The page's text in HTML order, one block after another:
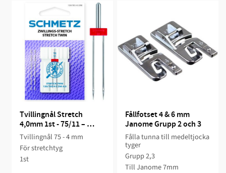
Tvillingnål Stretch
4,0mm 1st - 75/11 –
Schmetz
Tvillingnål 75 - 4 mm
För stretchtyg
1st
Fållfotset 4 & 6 mm
Janome Grupp 2 och 3
Fålla tunna till medeltjocka
tyger
Grupp 2,3
Till Janome 7mm